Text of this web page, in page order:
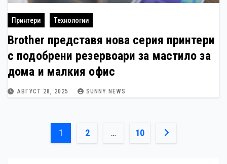
Принтери Технологии
Brother представя нова серия принтери
с подобрени резервоари за мастило за
дома и малкия офис
АВГУСТ 28, 2025 SUNNY NEWS
Разделяне
1 2 … 10